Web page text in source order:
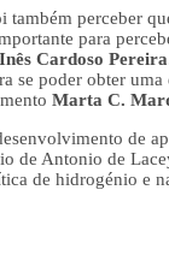
também perceber
para
Inês Cardoso Pereira
se poder obter
Marta C.
de
de Antonio de
de hidrogénio e